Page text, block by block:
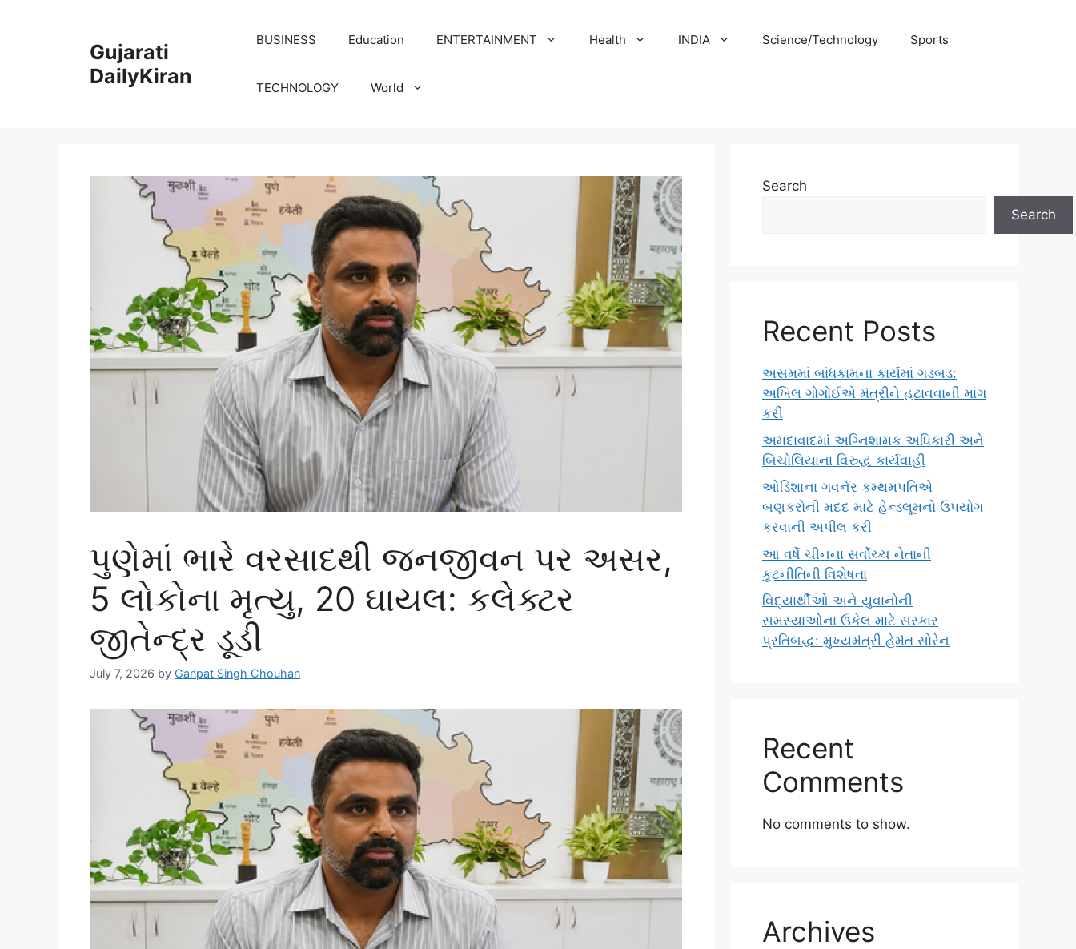
Gujarati
DailyKiran
BUSINESS Education ENTERTAINMENT Health INDIA Science/Technology Sports
TECHNOLOGY World
પુણેમાં ભારે વરસાદથી જનજીવન પર અસર,
5 લોકોના મૃત્યુ, 20 ઘાયલ: કલેક્ટર
જીતેન્દ્ર ડૂડી
July 7, 2026 by Ganpat Singh Chouhan
Search
Search
Recent Posts
અસમમાં બાંધકામના કાર્યમાં ગડબડ:
અખિલ ગોગોઈએ મંત્રીને હટાવવાની માંગ
કરી
અમદાવાદમાં અગ્નિશામક અધિકારી અને
બિચોલિયાના વિરુદ્ધ કાર્યવાહી
ઓડિશાના ગવર્નર કમ્થમપતિએ
બણકરોની મદદ માટે હેન્ડલૂમનો ઉપયોગ
કરવાની અપીલ કરી
આ વર્ષે ચીનના સર્વોચ્ચ નેતાની
કૂટનીતિની વિશેષતા
વિદ્યાર્થીઓ અને યુવાનોની
સમસ્યાઓના ઉકેલ માટે સરકાર
પ્રતિબદ્ધ: મુખ્યમંત્રી હેમંત સોરેન
Recent
Comments
No comments to show.
Archives